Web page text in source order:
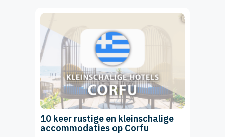
10 keer rustige en kleinschalige
accommodaties op Corfu